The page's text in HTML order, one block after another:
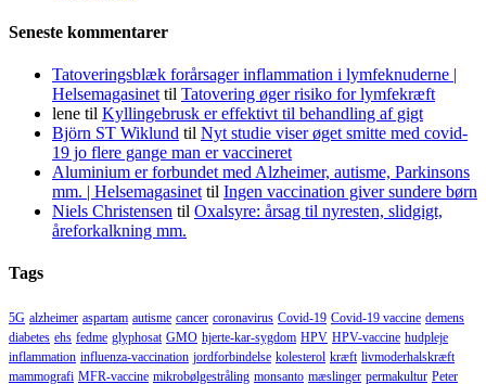
Seneste kommentarer
Tatoveringsblæk forårsager inflammation i lymfeknuderne |
Helsemagasinet til Tatovering øger risiko for lymfekræft
lene til Kyllingebrusk er effektivt til behandling af gigt
Björn ST Wiklund til Nyt studie viser øget smitte med covid-
19 jo flere gange man er vaccineret
Aluminium er forbundet med Alzheimer, autisme, Parkinsons
mm. | Helsemagasinet til Ingen vaccination giver sundere børn
Niels Christensen til Oxalsyre: årsag til nyresten, slidgigt,
åreforkalkning mm.
Tags
5G alzheimer aspartam autisme cancer coronavirus Covid-19 Covid-19 vaccine demens
diabetes ehs fedme glyphosat GMO hjerte-kar-sygdom HPV HPV-vaccine hudpleje
inflammation influenza-vaccination jordforbindelse kolesterol kræft livmoderhalskræft
mammografi MFR-vaccine mikrobølgestråling monsanto mæslinger permakultur Peter